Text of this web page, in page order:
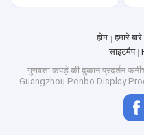
मोबाइल फोन डिस्प्ले शोकेस
ऑप्टिकल शॉप डिस्प्ले कैबिनेट्स
होम हमारे
साइटमैप
गुणवत्ता कपड़े की दुकान प्रदर्शन
Guangzhou Penbo Display